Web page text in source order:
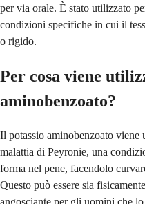
per via orale. È stato utilizzato
condizioni specifiche in cui il
o rigido.
Per cosa viene
aminobenzoato?
Il potassio aminobenzoato viene
malattia di Peyronie, una
forma nel pene, facendolo
Questo può essere sia
angosciante per gli uomini che